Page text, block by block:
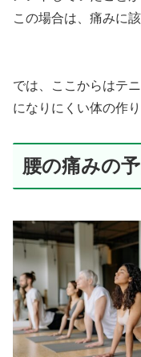
この場合は、痛みに
では、ここからはテ
になりにくい体の作
腰の痛みの